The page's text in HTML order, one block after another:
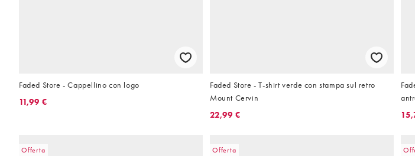
Faded Store - Cappellino con logo
11,99 €
Faded Store - T-shirt verde con stampa sul retro
Mount Cervin
22,99 €
Offerta Offerta